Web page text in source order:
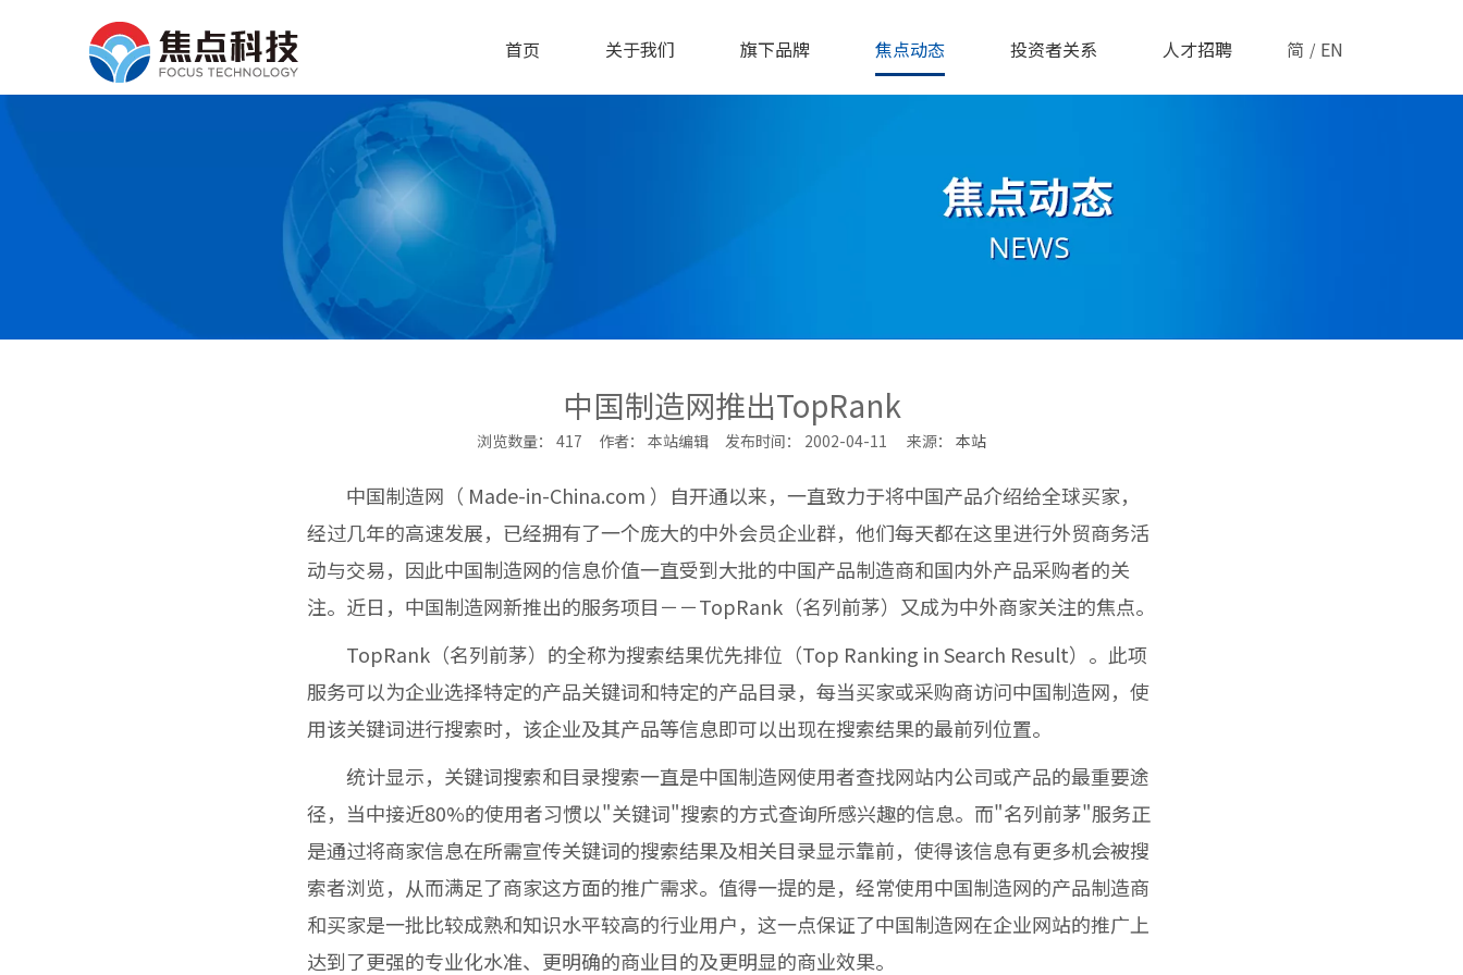
首页 关于我们 旗下品牌 焦点动态 投资者关系 人才招聘 简 / EN
中国制造网推出TopRank
浏览数量： 417 作者： 本站编辑 发布时间： 2002-04-11 来源： 本站
中国制造网（ Made-in-China.com ）自开通以来，一直致力于将中国产品介绍给全球买家，
经过几年的高速发展，已经拥有了一个庞大的中外会员企业群，他们每天都在这里进行外贸商务活
动与交易，因此中国制造网的信息价值一直受到大批的中国产品制造商和国内外产品采购者的关
注。近日，中国制造网新推出的服务项目－－TopRank （名列前茅）又成为中外商家关注的焦点。
TopRank （名列前茅）的全称为搜索结果优先排位（Top Ranking in Search Result）。此项
服务可以为企业选择特定的产品关键词和特定的产品目录，每当买家或采购商访问中国制造网，使
用该关键词进行搜索时，该企业及其产品等信息即可以出现在搜索结果的最前列位置。
统计显示，关键词搜索和目录搜索一直是中国制造网使用者查找网站内公司或产品的最重要途
径，当中接近80%的使用者习惯以"关键词"搜索的方式查询所感兴趣的信息。而"名列前茅"服务正
是通过将商家信息在所需宣传关键词的搜索结果及相关目录显示靠前，使得该信息有更多机会被搜
索者浏览，从而满足了商家这方面的推广需求。值得一提的是，经常使用中国制造网的产品制造商
和买家是一批比较成熟和知识水平较高的行业用户，这一点保证了中国制造网在企业网站的推广上
达到了更强的专业化水准、更明确的商业目的及更明显的商业效果。